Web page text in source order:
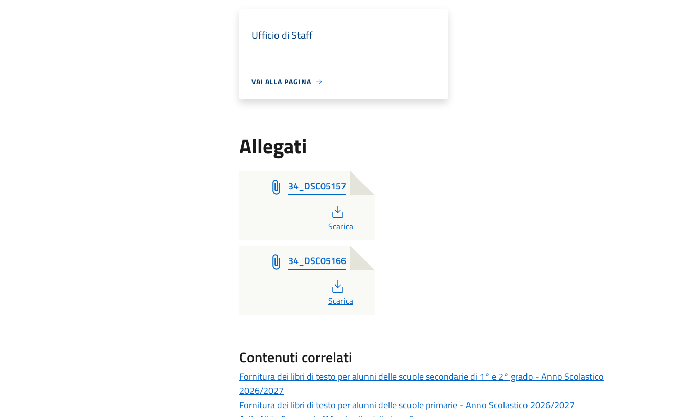
Ufficio di Staff
VAI ALLA PAGINA
Allegati
34_DSC05157
PDF
Scarica
34_DSC05166
PDF
Scarica
Contenuti correlati
Fornitura dei libri di testo per alunni delle scuole secondarie di 1° e 2° grado - Anno Scolastico
2026/2027
Fornitura dei libri di testo per alunni delle scuole primarie - Anno Scolastico 2026/2027